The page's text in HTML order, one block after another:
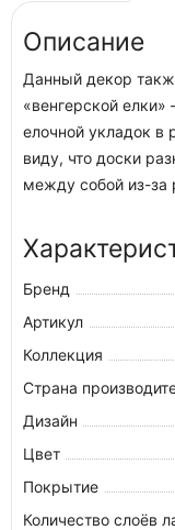
Описание
Данный декор
«венгерской
елочной укладок в
виду, что доски
между собой из-за
Бренд
Артикул
Коллекция
Страна
Дизайн
Цвет
Покрытие
Количество слоёв